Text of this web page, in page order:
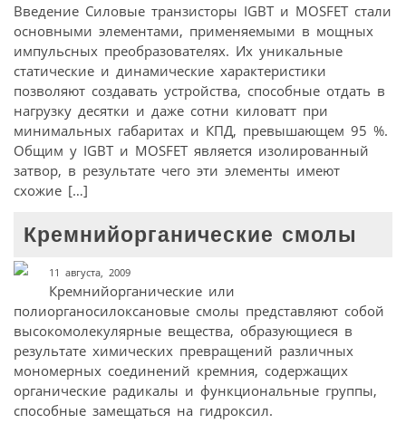
Введение Силовые транзисторы IGBT и MOSFET стали
основными элементами, применяемыми в мощных
импульсных преобразователях. Их уникальные
статические и динамические характеристики
позволяют создавать устройства, способные отдать в
нагрузку десятки и даже сотни киловатт при
минимальных габаритах и КПД, превышающем 95 %.
Общим у IGBT и MOSFET является изолированный
затвор, в результате чего эти элементы имеют
схожие […]
Кремнийорганические смолы
11 августа, 2009
Кремнийорганические или
полиорганосилоксановые смолы представляют собой
высокомолекулярные вещества, образующиеся в
результате химических превращений различных
мономерных соединений кремния, содержащих
органические радикалы и функциональные группы,
способные замещаться на гидроксил.